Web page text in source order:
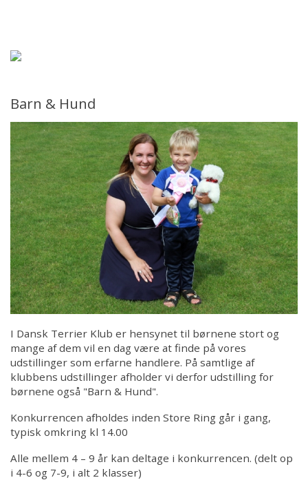
Forside
Udstillinger 2026
Udstillinger/Shows 2026
Resultater/BIS
Årets Terrier
Billeder
Kontakt
Barn & Hund
I Dansk Terrier Klub er hensynet til børnene stort og
mange af dem vil en dag være at finde på vores
udstillinger som erfarne handlere. På samtlige af
klubbens udstillinger afholder vi derfor udstilling for
børnene også "Barn & Hund".
Konkurrencen afholdes inden Store Ring går i gang,
typisk omkring kl 14.00
Alle mellem 4 – 9 år kan deltage i konkurrencen. (delt op
i 4-6 og 7-9, i alt 2 klasser)